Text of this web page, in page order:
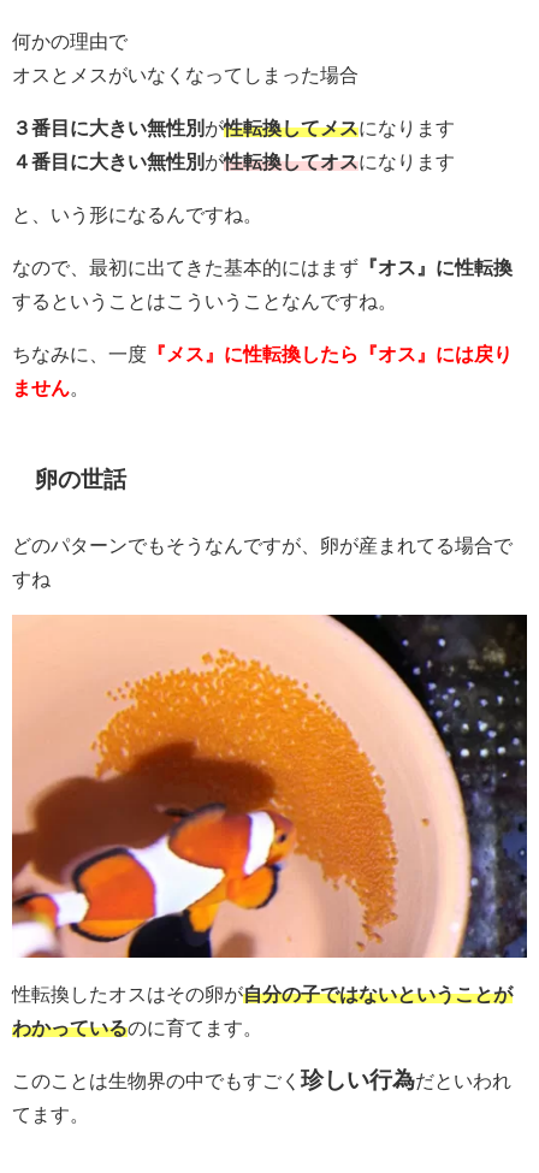
何かの理由で
オスとメスがいなくなってしまった場合
３番目に大きい無性別 が性転換してメスになります
４番目に大きい無性別 が性転換してオスになります
と、いう形になるんですね。
なので、最初に出てきた基本的にはまず 『オス』に性転換
するということはこういうことなんですね。
ちなみに、一度 『メス』に性転換したら『オス』には戻り
ません
卵の世話
どのパターンでもそうなんですが、卵が産まれてる場合で
すね
性転換したオスはその卵が自分の子ではないということが
わかっているのに育てます。
このことは生物界の中でもすごく 珍しい行為だといわれ
てます。